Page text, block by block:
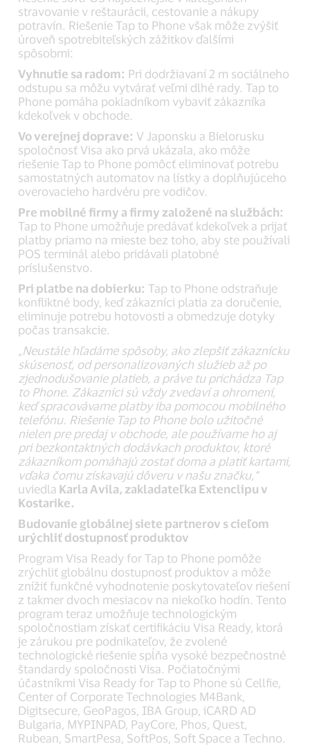
stravovanie v reštaurácii, cestovanie a nákupy
potravín. Riešenie Tap to Phone však môže zvýšiť
úroveň spotrebiteľských zážitkov ďalšími
spôsobmi:
Vyhnutie sa radom: Pri dodržiavaní 2 m sociálneho
odstupu sa môžu vytvárať veľmi dlhé rady. Tap to
Phone pomáha pokladníkom vybaviť zákazníka
kdekoľvek v obchode.
Vo verejnej doprave: V Japonsku a Bielorusku
spoločnosť Visa ako prvá ukázala, ako môže
riešenie Tap to Phone pomôcť eliminovať potrebu
samostatných automatov na lístky a doplňujúceho
overovacieho hardvéru pre vodičov.
Pre mobilné firmy a firmy založené na službách:
Tap to Phone umožňuje predávať kdekoľvek a prijať
platby priamo na mieste bez toho, aby ste používali
POS terminál alebo pridávali platobné
príslušenstvo.
Pri platbe na dobierku: Tap to Phone odstraňuje
konfliktné body, keď zákazníci platia za doručenie,
eliminuje potrebu hotovosti a obmedzuje dotyky
počas transakcie.
„Neustále hľadáme spôsoby, ako zlepšiť zákaznícku
skúsenosť, od personalizovaných služieb až po
zjednodušovanie platieb, a práve tu prichádza Tap
to Phone. Zákazníci sú vždy zvedaví a ohromení,
keď spracovávame platby iba pomocou mobilného
telefónu. Riešenie Tap to Phone bolo užitočné
nielen pre predaj v obchode, ale používame ho aj
pri bezkontaktných dodávkach produktov, ktoré
zákazníkom pomáhajú zostať doma a platiť kartami,
vďaka čomu získavajú dôveru v našu značku,“
uviedla Karla Avila, zakladateľka Extenclipu v
Kostarike.
Budovanie globálnej siete partnerov s cieľom
urýchliť dostupnosť produktov
Program Visa Ready for Tap to Phone pomôže
zrýchliť globálnu dostupnosť produktov a môže
znížiť funkčné vyhodnotenie poskytovateľov riešení
z takmer dvoch mesiacov na niekoľko hodín. Tento
program teraz umožňuje technologickým
spoločnostiam získať certifikáciu Visa Ready, ktorá
je zárukou pre podnikateľov, že zvolené
technologické riešenie spĺňa vysoké bezpečnostné
štandardy spoločnosti Visa. Počiatočnými
účastníkmi Visa Ready for Tap to Phone sú Cellfie,
Center of Corporate Technologies M4Bank,
Digitsecure, GeoPagos, IBA Group, iCARD AD
Bulgaria, MYPINPAD, PayCore, Phos, Quest,
Rubean, SmartPesa, SoftPos, Soft Space a Techno.